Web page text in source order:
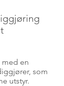
en
som
utstyr.